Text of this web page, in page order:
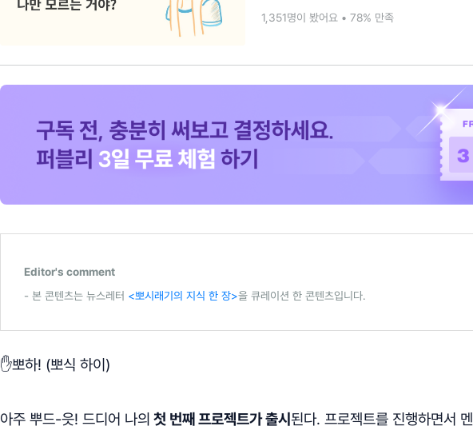
1,351명이 봤어요 • 78% 만족
Editor's comment
- 본 콘텐츠는 뉴스레터 <뽀시래기의 지식 한 장>을 큐레이션 한 콘텐츠입니다.
✋뽀하! (뽀식 하이)
아주 뿌드-읏! 드디어 나의 첫 번째 프로젝트가 출시된다. 프로젝트를 진행하면서